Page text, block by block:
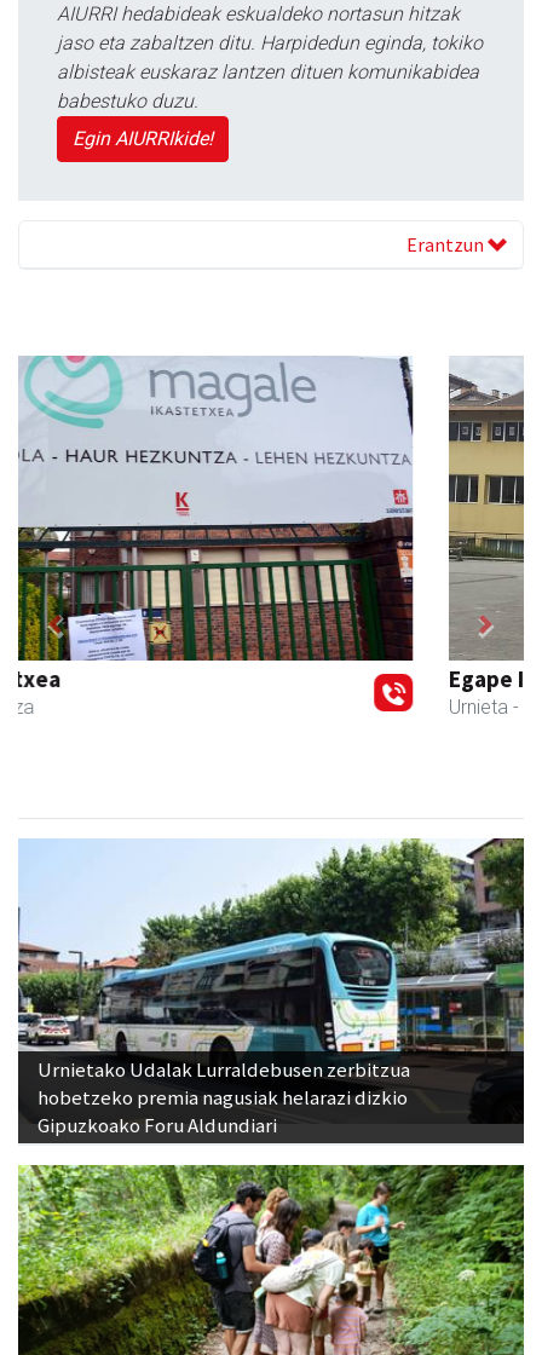
AIURRI hedabideak eskualdeko nortasun hitzak
jaso eta zabaltzen ditu. Harpidedun eginda, tokiko
albisteak euskaraz lantzen dituen komunikabidea
babestuko duzu.
Egin AIURRIkide!
Erantzun
Egape Ikastola
Urnieta
Previous Next
Urnietako Udalak Lurraldebusen zerbitzua
hobetzeko premia nagusiak helarazi dizkio
Gipuzkoako Foru Aldundiari